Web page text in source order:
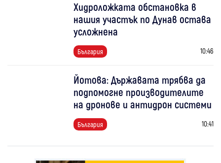
Хидроложката обстановка в
нашия участък по Дунав остава
усложнена
България 10:46
Йотова: Държавата трябва да
подпомогне производителите
на дронове и антидрон системи
България 10:41